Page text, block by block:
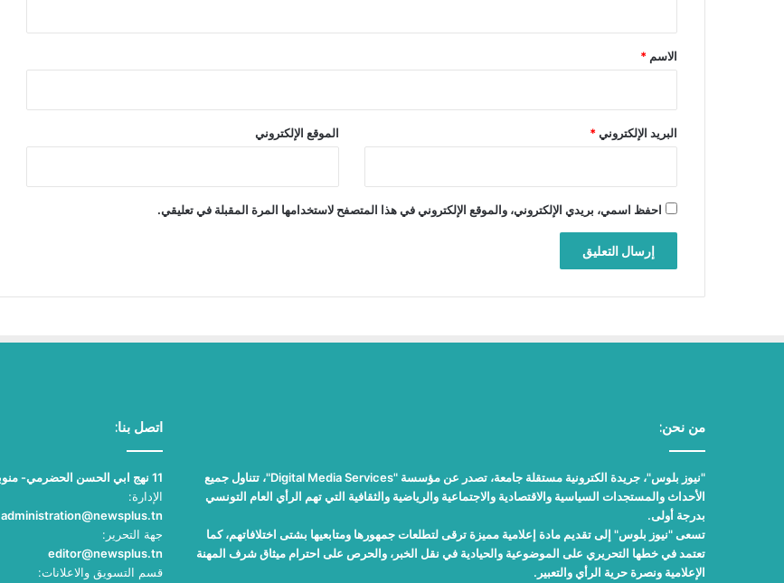
*
الاسم *
البريد الإلكتروني* الموقع الإلكتروني
احفظ اسمي، بريدي الإلكتروني، والموقع الإلكتروني في هذا المتصفح لاستخدامها المرة المقبلة في تعليقي.
من نحن:
"نيوز بلوس"، جريدة الكترونية مستقلة جامعة، تصدر عن مؤسسة "Digital Media Services"، تتناول جميع
الأحداث والمستجدات السياسية والاقتصادية والاجتماعية والرياضية والثقافية التي تهم الرأي العام التونسي
بدرجة أولى.
تسعى "نيوز بلوس" إلى تقديم مادة إعلامية مميزة ترقى لتطلعات جمهورها ومتابعيها بشتى اختلافاتهم، كما
تعتمد في خطها التحريري على الموضوعية والحيادية في نقل الخبر، والحرص على احترام ميثاق شرف المهنة
الإعلامية ونصرة حرية الرأي والتعبير.
اتصل بنا:
11 نهج ابي الحسن الحضرمي- منوبة - تونس
الإدارة:
administration@newsplus.tn
جهة التحرير:
editor@newsplus.tn
قسم التسويق والاعلانات: